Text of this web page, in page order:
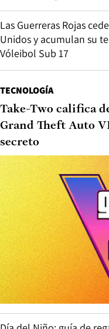
Las Guerreras Rojas
Unidos y acumulan su
Vóleibol Sub 17
TECNOLOGÍA
Take-Two califica
Grand Theft Auto
secreto